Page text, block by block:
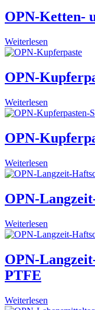
OPN-Ketten-
Weiterlesen
OPN-
Weiterlesen
OPN-
Weiterlesen
OPN-
Weiterlesen
OPN-
PTFE
Weiterlesen